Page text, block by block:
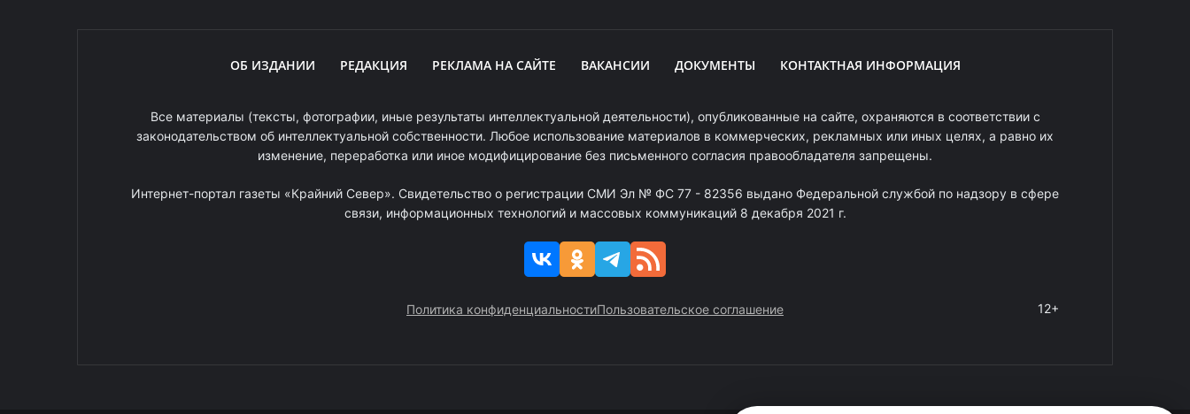
ОБ ИЗДАНИИ РЕДАКЦИЯ РЕКЛАМА НА САЙТЕ ВАКАНСИИ ДОКУМЕНТЫ КОНТАКТНАЯ ИНФОРМАЦИЯ
Все материалы (тексты, фотографии, иные результаты интеллектуальной деятельности), опубликованные на сайте, охраняются в соответствии с
законодательством об интеллектуальной собственности. Любое использование материалов в коммерческих, рекламных или иных целях, а равно их
изменение, переработка или иное модифицирование без письменного согласия правообладателя запрещены.
Интернет-портал газеты «Крайний Север». Свидетельство о регистрации СМИ Эл № ФС 77 - 82356 выдано Федеральной службой по надзору в сфере
связи, информационных технологий и массовых коммуникаций 8 декабря 2021 г.
Политика конфиденциальностиПользовательское соглашение 12+